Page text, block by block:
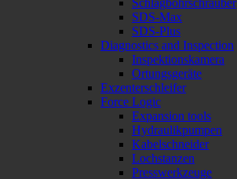
SDS-Max
SDS-Plus
Diagnostics and Inspection
Inspektionskamera
Ortungsgeräte
Exzenterschleifer
Force Logic
Expansion tools
Hydraulikpumpen
Kabelschneider
Lochstanzen
Presswerkzeuge